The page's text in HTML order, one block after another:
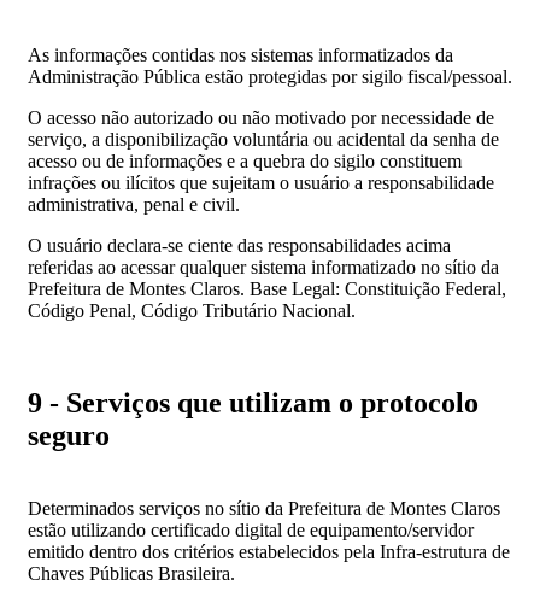
As informações contidas nos sistemas informatizados da
Administração Pública estão protegidas por sigilo fiscal/pessoal.
O acesso não autorizado ou não motivado por necessidade de
serviço, a disponibilização voluntária ou acidental da senha de
acesso ou de informações e a quebra do sigilo constituem
infrações ou ilícitos que sujeitam o usuário a responsabilidade
administrativa, penal e civil.
O usuário declara-se ciente das responsabilidades acima
referidas ao acessar qualquer sistema informatizado no sítio da
Prefeitura de Montes Claros. Base Legal: Constituição Federal,
Código Penal, Código Tributário Nacional.
9 - Serviços que utilizam o protocolo
seguro
Determinados serviços no sítio da Prefeitura de Montes Claros
estão utilizando certificado digital de equipamento/servidor
emitido dentro dos critérios estabelecidos pela Infra-estrutura de
Chaves Públicas Brasileira.